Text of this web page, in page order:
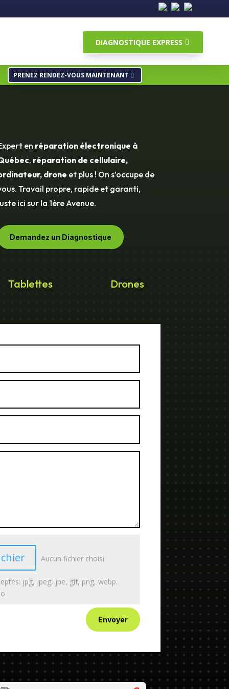
DIAGNOSTIQUE EXPRESS
PRENEZ RENDEZ-VOUS MAINTENANT
en réparation électronique à
, réparation de cellulaire,
drone et plus ! On s’occupe de
Travail propre, rapide et garanti,
ici sur la 1ère Avenue.
Demandez un Diagnostique
Tablettes Drones
Aucun fichier choisi
jpg, jpeg, jpe, gif, png, webp.
Envoyer